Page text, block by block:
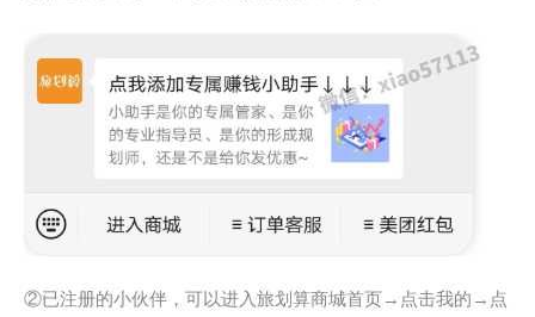
②已注册的小伙伴，可以进入旅划算商城首页→点击我的→点